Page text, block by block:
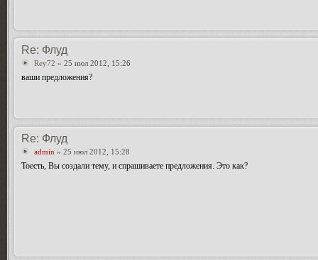
Re: Флуд
Rey72 » 25 июл 2012, 15:26
ваши предложения?
Re: Флуд
admin » 25 июл 2012, 15:28
Тоесть, Вы создали тему, и спрашиваете предложения. Это как?